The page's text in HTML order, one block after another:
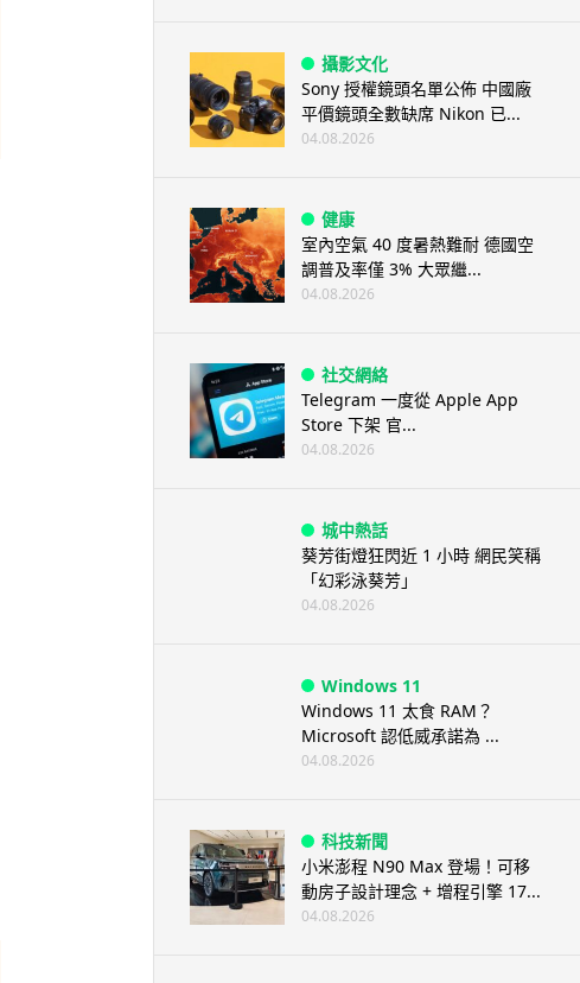
攝影文化
Sony 授權鏡頭名單公佈 中國廠
平價鏡頭全數缺席 Nikon 已...
04.08.2026
健康
室內空氣 40 度暑熱難耐 德國空
調普及率僅 3% 大眾繼...
04.08.2026
社交網絡
Telegram 一度從 Apple App
Store 下架 官...
04.08.2026
城中熱話
葵芳街燈狂閃近 1 小時 網民笑稱
「幻彩泳葵芳」
04.08.2026
Windows 11
Windows 11 太食 RAM？
Microsoft 認低威承諾為 ...
04.08.2026
科技新聞
小米澎程 N90 Max 登場！可移
動房子設計理念 + 增程引擎 17...
04.08.2026